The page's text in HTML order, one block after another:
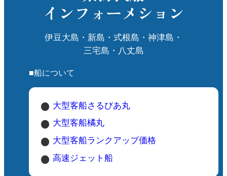
インフォーメション
伊豆大島・新島・式根島・神津島・
三宅島・八丈島
■船について
大型客船さるびあ丸
大型客船橘丸
大型客船ランクアップ価格
高速ジェット船